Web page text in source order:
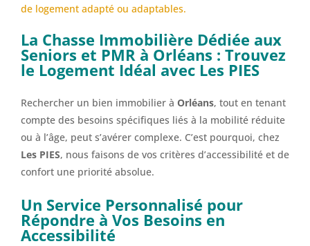
de logement adapté ou adaptables.
La Chasse Immobilière Dédiée aux
Seniors et PMR à Orléans : Trouvez
le Logement Idéal avec Les PIES
Rechercher un bien immobilier à Orléans, tout en tenant
compte des besoins spécifiques liés à la mobilité réduite
ou à l’âge, peut s’avérer complexe. C’est pourquoi, chez
Les PIES, nous faisons de vos critères d’accessibilité et de
confort une priorité absolue.
Un Service Personnalisé pour
Répondre à Vos Besoins en
Accessibilité